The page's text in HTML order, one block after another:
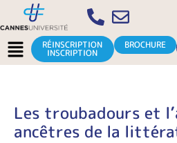
Aller
au
contenu
Menu RÉINSCRIPTION
INSCRIPTION
BROCHURE
Les troubadours et
ancêtres de la